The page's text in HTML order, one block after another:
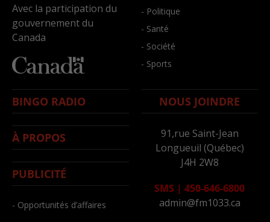
Avec la participation du
gouvernement du
Canada
- Politique
- Santé
- Société
- Sports
BINGO RADIO
À PROPOS
PUBLICITÉ
- Opportunités d’affaires
NOUS JOINDRE
91,rue Saint-Jean
Longueuil (Québec)
J4H 2W8
SMS | 450-646-6800
admin@fm1033.ca